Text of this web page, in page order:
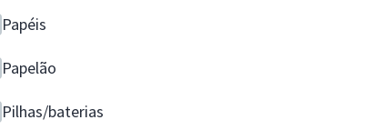
Papéis
Papelão
Pilhas/baterias